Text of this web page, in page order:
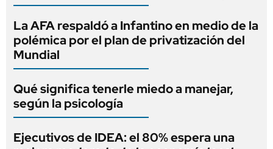
La AFA respaldó a Infantino en medio de la
polémica por el plan de privatización del
Mundial
Qué significa tenerle miedo a manejar,
según la psicología
Ejecutivos de IDEA: el 80% espera una